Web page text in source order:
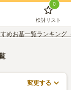
0
検討リスト
めお墓一覧ランキング
変更する